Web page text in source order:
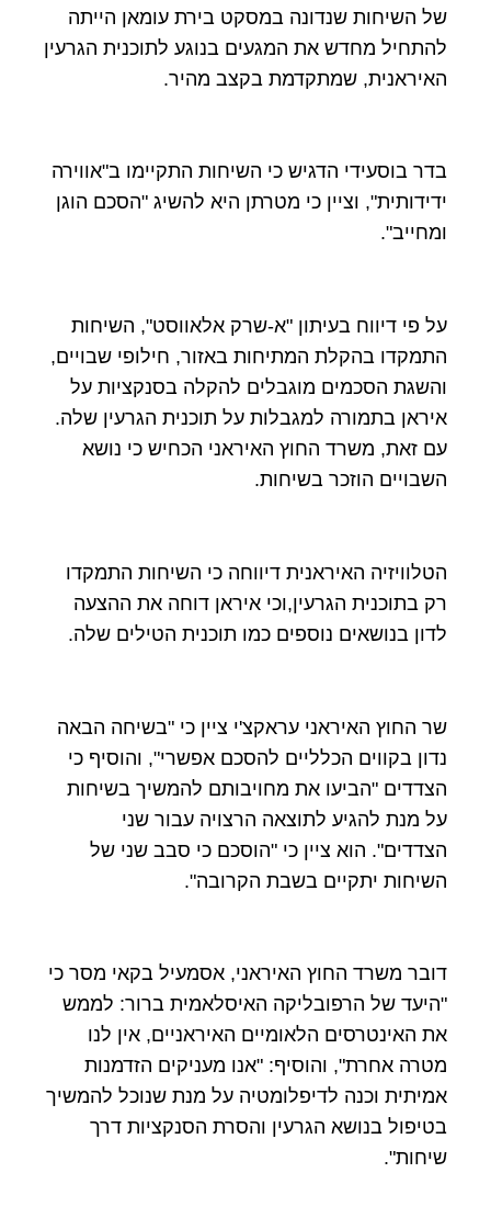
של השיחות שנדונה במסקט בירת עומאן הייתה
להתחיל מחדש את המגעים בנוגע לתוכנית הגרעין
האיראנית, שמתקדמת בקצב מהיר.
בדר בוסעידי הדגיש כי השיחות התקיימו ב"אווירה
ידידותית", וציין כי מטרתן היא להשיג "הסכם הוגן
ומחייב".
על פי דיווח בעיתון "א-שרק אלאווסט", השיחות
התמקדו בהקלת המתיחות באזור, חילופי שבויים,
והשגת הסכמים מוגבלים להקלה בסנקציות על
איראן בתמורה למגבלות על תוכנית הגרעין שלה.
עם זאת, משרד החוץ האיראני הכחיש כי נושא
השבויים הוזכר בשיחות.
הטלוויזיה האיראנית דיווחה כי השיחות התמקדו
רק בתוכנית הגרעין,וכי איראן דוחה את ההצעה
לדון בנושאים נוספים כמו תוכנית הטילים שלה.
שר החוץ האיראני עראקצ'י ציין כי "בשיחה הבאה
נדון בקווים הכלליים להסכם אפשרי", והוסיף כי
הצדדים "הביעו את מחויבותם להמשיך בשיחות
על מנת להגיע לתוצאה הרצויה עבור שני
הצדדים". הוא ציין כי "הוסכם כי סבב שני של
השיחות יתקיים בשבת הקרובה".
דובר משרד החוץ האיראני, אסמעיל בקאי מסר כי
"היעד של הרפובליקה האיסלאמית ברור: לממש
את האינטרסים הלאומיים האיראניים, אין לנו
מטרה אחרת", והוסיף: "אנו מעניקים הזדמנות
אמיתית וכנה לדיפלומטיה על מנת שנוכל להמשיך
בטיפול בנושא הגרעין והסרת הסנקציות דרך
שיחות".